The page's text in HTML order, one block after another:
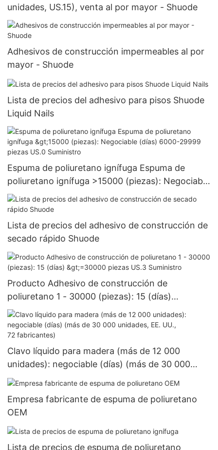
unidades, US.15), venta al por mayor - Shuode
Adhesivos de construcción impermeables al por
mayor - Shuode
Lista de precios del adhesivo para pisos Shuode
Liquid Nails
Espuma de poliuretano ignífuga Espuma de
poliuretano ignífuga >15000 (piezas): Negociable
(días) 6000-29999 piezas US.0 Suministro
Lista de precios del adhesivo de construcción de
secado rápido Shuode
Producto Adhesivo de construcción de
poliuretano 1 - 30000 (piezas): 15 (días)
>=30000 piezas US.3 Suministro
Clavo líquido para madera (más de 12 000
unidades): negociable (días) (más de 30 000
unidades, EE. UU., 72 fabricantes)
Empresa fabricante de espuma de poliuretano
OEM
Lista de precios de espuma de poliuretano